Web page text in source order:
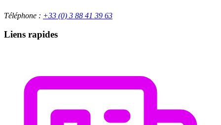
Téléphone : +33 (0) 3 88 41 39 63
Liens rapides